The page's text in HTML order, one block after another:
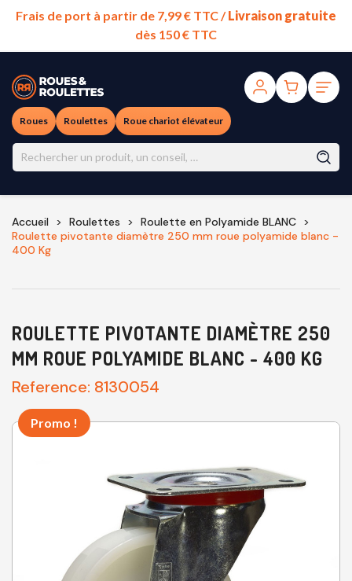
Frais de port à partir de 7,99 € TTC /Livraison gratuite
dès 150 € TTC
Roues Roulettes Roue chariot élévateur
Accueil Roulettes
Roulette en Polyamide BLANC
Roulette pivotante diamètre 250 mm roue polyamide blanc -
400 Kg
ROULETTE PIVOTANTE DIAMÈTRE 250
MM ROUE POLYAMIDE BLANC - 400 KG
Reference: 8130054
Promo !